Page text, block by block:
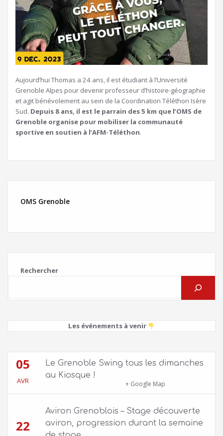
Aujourd’hui Thomas a 24 ans, il est étudiant à l’Université
Grenoble Alpes pour devenir professeur d’histoire-géographie
et agit bénévolement au sein de la Coordination Téléthon Isère
Sud. Depuis 8 ans, il est le parrain des 5 km que l’OMS de
Grenoble organise pour mobiliser la communauté
sportive en soutien à l’AFM-Téléthon.
OMS Grenoble
Rechercher
Les événements à venir
05
AVR
Le Grenoble Swing tous les dimanches
au Kiosque !
+ Google Map
22
Aviron Grenoblois – Stage découverte
aviron, progression durant la semaine